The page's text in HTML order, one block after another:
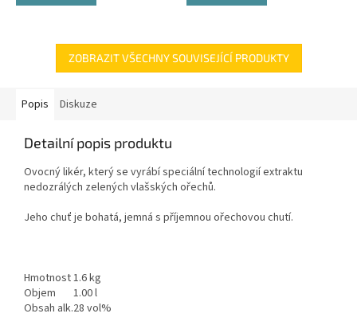
ZOBRAZIT VŠECHNY SOUVISEJÍCÍ PRODUKTY
Popis Diskuze
Detailní popis produktu
Ovocný likér, který se vyrábí speciální technologií extraktu
nedozrálých zelených vlašských ořechů.
Jeho chuť je bohatá, jemná s příjemnou ořechovou chutí.
Hmotnost1.6 kg
Objem
1.00 l
Obsah alk.28 vol%